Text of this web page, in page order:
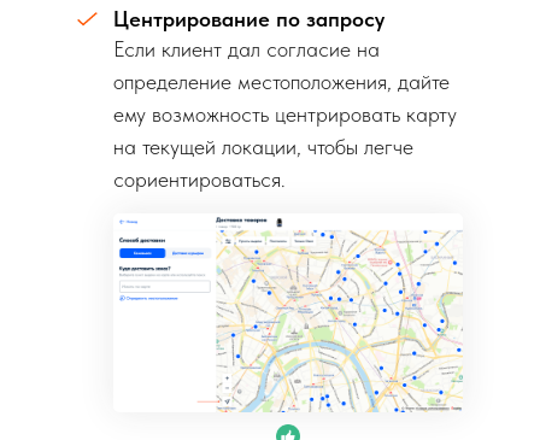
Центрирование по запросу
Если клиент дал согласие на
определение местоположения, дайте
ему возможность центрировать карту
на текущей локации, чтобы легче
сориентироваться.